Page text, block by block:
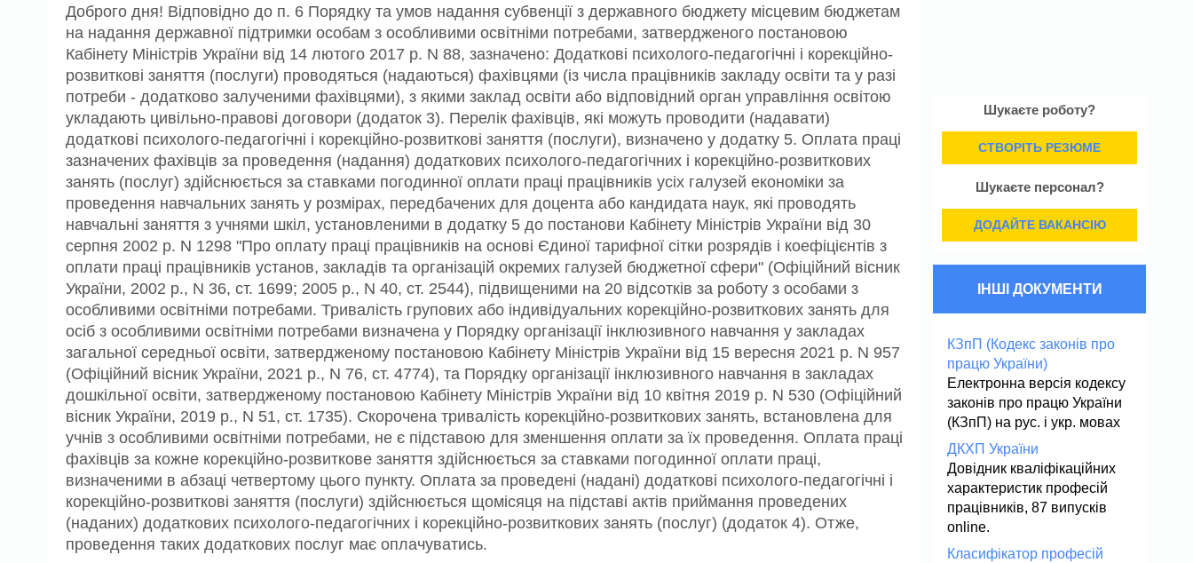
Доброго дня! Відповідно до п. 6 Порядку та умов надання субвенції з державного бюджету місцевим бюджетам
на надання державної підтримки особам з особливими освітніми потребами, затвердженого постановою
Кабінету Міністрів України від 14 лютого 2017 р. N 88, зазначено: Додаткові психолого-педагогічні і корекційно-
розвиткові заняття (послуги) проводяться (надаються) фахівцями (із числа працівників закладу освіти та у разі
потреби - додатково залученими фахівцями), з якими заклад освіти або відповідний орган управління освітою
укладають цивільно-правові договори (додаток 3). Перелік фахівців, які можуть проводити (надавати)
додаткові психолого-педагогічні і корекційно-розвиткові заняття (послуги), визначено у додатку 5. Оплата праці
зазначених фахівців за проведення (надання) додаткових психолого-педагогічних і корекційно-розвиткових
занять (послуг) здійснюється за ставками погодинної оплати праці працівників усіх галузей економіки за
проведення навчальних занять у розмірах, передбачених для доцента або кандидата наук, які проводять
навчальні заняття з учнями шкіл, установленими в додатку 5 до постанови Кабінету Міністрів України від 30
серпня 2002 р. N 1298 "Про оплату праці працівників на основі Єдиної тарифної сітки розрядів і коефіцієнтів з
оплати праці працівників установ, закладів та організацій окремих галузей бюджетної сфери" (Офіційний вісник
України, 2002 р., N 36, ст. 1699; 2005 р., N 40, ст. 2544), підвищеними на 20 відсотків за роботу з особами з
особливими освітніми потребами. Тривалість групових або індивідуальних корекційно-розвиткових занять для
осіб з особливими освітніми потребами визначена у Порядку організації інклюзивного навчання у закладах
загальної середньої освіти, затвердженому постановою Кабінету Міністрів України від 15 вересня 2021 р. N 957
(Офіційний вісник України, 2021 р., N 76, ст. 4774), та Порядку організації інклюзивного навчання в закладах
дошкільної освіти, затвердженому постановою Кабінету Міністрів України від 10 квітня 2019 р. N 530 (Офіційний
вісник України, 2019 р., N 51, ст. 1735). Скорочена тривалість корекційно-розвиткових занять, встановлена для
учнів з особливими освітніми потребами, не є підставою для зменшення оплати за їх проведення. Оплата праці
фахівців за кожне корекційно-розвиткове заняття здійснюється за ставками погодинної оплати праці,
визначеними в абзаці четвертому цього пункту. Оплата за проведені (надані) додаткові психолого-педагогічні і
корекційно-розвиткові заняття (послуги) здійснюється щомісяця на підставі актів приймання проведених
(наданих) додаткових психолого-педагогічних і корекційно-розвиткових занять (послуг) (додаток 4). Отже,
проведення таких додаткових послуг має оплачуватись.
Шукаєте роботу?
СТВОРІТЬ РЕЗЮМЕ
Шукаєте персонал?
ДОДАЙТЕ ВАКАНСІЮ
ІНШІ ДОКУМЕНТИ
КЗпП (Кодекс законів про
працю України)
Електронна версія кодексу
законів про працю України
(КЗпП) на рус. і укр. мовах
ДКХП України
Довідник кваліфікаційних
характеристик професій
працівників, 87 випусків
online.
Класифікатор професій